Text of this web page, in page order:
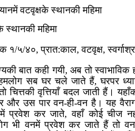
वटवृक्षके स्थानकी महिमा
स्थानकी महिमा
१/५/४०, प्रात:काल, वटवृक्ष,
बात कही गयी, अब तो स्वाभाविक
सब घर चले जाते हैं, घरपर
वृत्तियाँ बदल जाती हैं।
उस पार वन-ही-वन है। यह
प्रवेश कर जाते, वहाँ कोई चीज
भी वनमें प्रवेश कर जाते हैं तो